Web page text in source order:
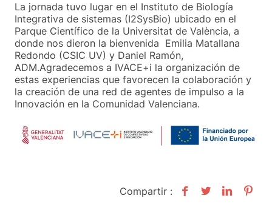
La jornada tuvo lugar en el Instituto de Biología
Integrativa de sistemas (I2SysBio) ubicado en el
Parque Científico de la Universitat de València, a
donde nos dieron la bienvenida Emilia Matallana
Redondo (CSIC UV) y Daniel Ramón,
ADM.Agradecemos a IVACE+i la organización de
estas experiencias que favorecen la colaboración y
la creación de una red de agentes de impulso a la
Innovación en la Comunidad Valenciana.
Compartir :